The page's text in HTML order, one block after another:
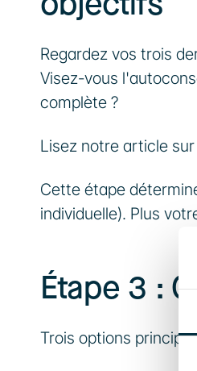
Regardez vos trois
Visez-vous
complète ?
Lisez notre article sur
Cette étape
individuelle). Plus
Étape 3 :
Trois options